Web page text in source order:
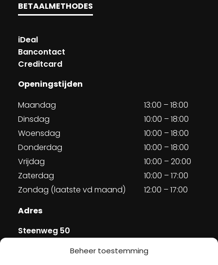
Beheer toestemming
BETAALMETHODES
iDeal
Bancontact
Creditcard
Openingstijden
Maandag
13:00 – 18:00
Dinsdag
10:00 – 18:00
Woensdag
10:00 – 18:00
Donderdag
10:00 – 18:00
Vrijdag
10:00 – 20:00
Zaterdag
10:00 – 17:00
Zondag (laatste vd maand)
12:00 – 17:00
Adres
Steenweg 50